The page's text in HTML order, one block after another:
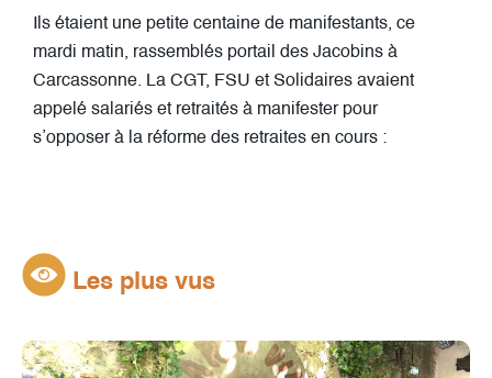
Ils étaient une petite centaine de manifestants, ce
mardi matin, rassemblés portail des Jacobins à
Carcassonne. La CGT, FSU et Solidaires avaient
appelé salariés et retraités à manifester pour
s’opposer à la réforme des retraites en cours :
Les plus vus